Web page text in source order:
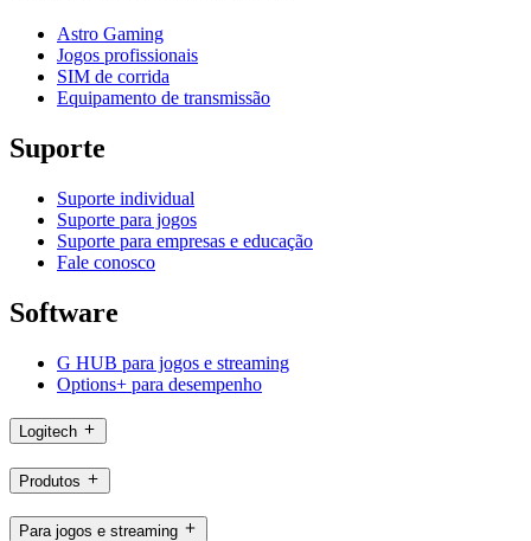
Astro Gaming
Jogos profissionais
SIM de corrida
Equipamento de transmissão
Suporte
Suporte individual
Suporte para jogos
Suporte para empresas e educação
Fale conosco
Software
G HUB para jogos e streaming
Options+ para desempenho
Logitech
Produtos
Para jogos e streaming